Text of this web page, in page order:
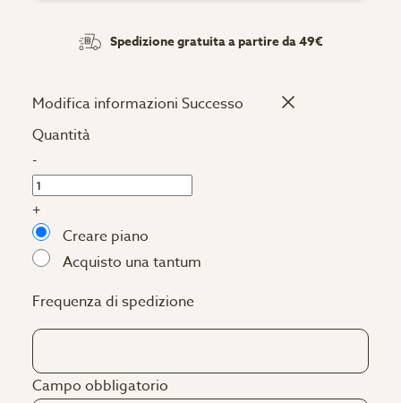
Spedizione gratuita a partire da 49€
Modifica informazioni Successo
Quantità
-
+
Creare piano
Acquisto una tantum
Frequenza di spedizione
Campo obbligatorio